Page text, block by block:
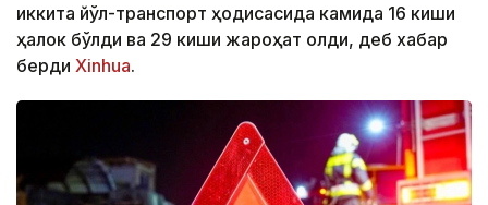
иккита йўл-транспорт ҳодисасида камида 16 киши
ҳалок бўлди ва 29 киши жароҳат олди, деб хабар
берди Xinhua.